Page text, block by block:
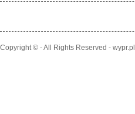
Copyright © - All Rights Reserved - wypr.pl